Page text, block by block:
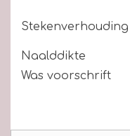
Stekenverhouding
Naalddikte
Was voorschrift